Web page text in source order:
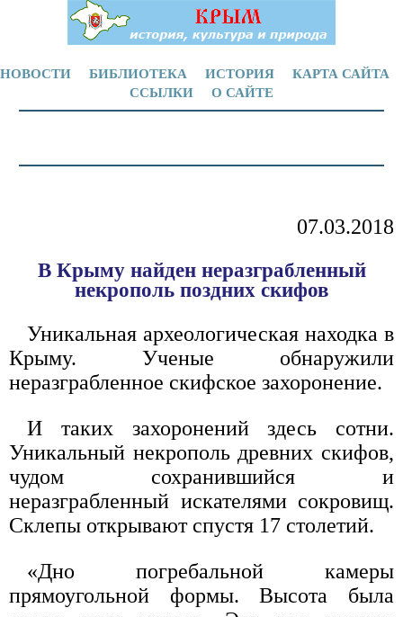
НОВОСТИ БИБЛИОТЕКА ИСТОРИЯ
КАРТА САЙТА
ССЫЛКИ
О САЙТЕ
07.03.2018
В Крыму найден неразграбленный
некрополь поздних скифов
Уникальная археологическая находка в
Крыму. Ученые обнаружили
неразграбленное скифское захоронение.
И таких захоронений здесь сотни.
Уникальный некрополь древних скифов,
чудом сохранившийся и
неразграбленный искателями сокровищ.
Склепы открывают спустя 17 столетий.
«Дно погребальной камеры
прямоугольной формы. Высота была